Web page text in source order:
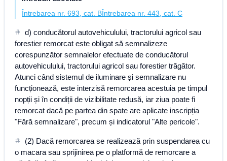
Întrebarea nr. 693, cat. BÎntrebarea nr. 443, cat. C
d) conducătorul autovehiculului, tractorului agricol sau
forestier remorcat este obligat să semnalizeze
corespunzător semnalelor efectuate de conducătorul
autovehiculului, tractorului agricol sau forestier trăgător.
Atunci când sistemul de iluminare și semnalizare nu
funcționează, este interzisă remorcarea acestuia pe timpul
nopții și în condiții de vizibilitate redusă, iar ziua poate fi
remorcat dacă pe partea din spate are aplicate inscripția
"Fără semnalizare", precum și indicatorul "Alte pericole".
(2) Dacă remorcarea se realizează prin suspendarea cu
o macara sau sprijinirea pe o platformă de remorcare a